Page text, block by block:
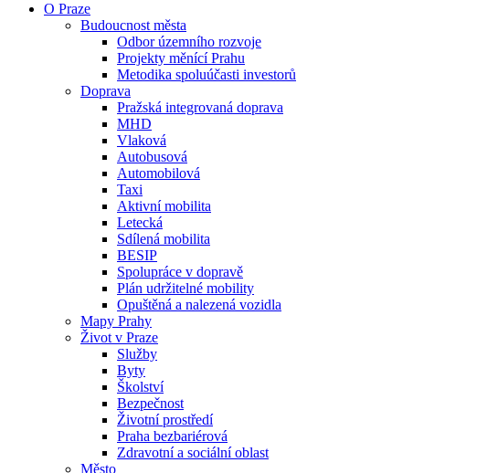
O Praze
Budoucnost města
Odbor územního rozvoje
Projekty měnící Prahu
Metodika spoluúčasti investorů
Doprava
Pražská integrovaná doprava
MHD
Vlaková
Autobusová
Automobilová
Taxi
Aktivní mobilita
Letecká
Sdílená mobilita
BESIP
Spolupráce v dopravě
Plán udržitelné mobility
Opuštěná a nalezená vozidla
Mapy Prahy
Život v Praze
Služby
Byty
Školství
Bezpečnost
Životní prostředí
Praha bezbariérová
Zdravotní a sociální oblast
Město